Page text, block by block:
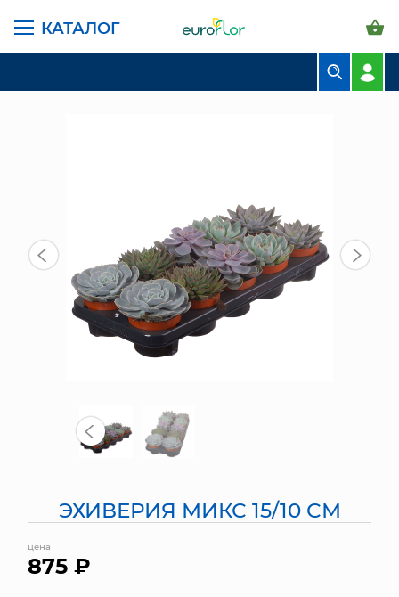
КАТАЛОГ
КОМНАТНЫЕ РАСТЕНИЯ
ГОРШКИ И КАШПО
ГРУНТЫ И УДОБРЕНИЯ
ПРЕДМЕТЫ ИНТЕРЬЕРА
МЯГКИЕ ИГРУШКИ
ЯЩИКИ
ГЛАВНАЯ СТРАНИЦА КАТАЛОГ
КОМНАТНЫЕ РАСТЕНИЯ
ЭХИВЕРИЯ МИКС 15/10 СМ
цена
875 ₽